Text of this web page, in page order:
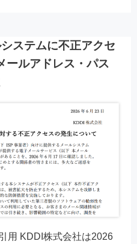
ステムに不正アクセ
ルアドレス・パス
用 KDDI株式会社は2026